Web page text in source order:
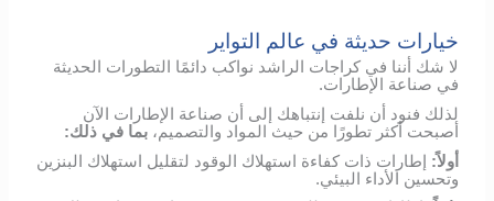
خيارات حديثة في عالم التواير
لا شك أننا في كراجات الراشد نواكب دائمًا التطورات الحديثة
في صناعة الإطارات.
لذلك فنود أن نلفت إنتباهك إلى أن صناعة الإطارات الآن
أصبحت أكثر تطورًا من حيث المواد والتصميم،بما في ذلك:
أولاً: إطارات ذات كفاءة استهلاك الوقود لتقليل استهلاك البنزين
وتحسين الأداء البيئي.